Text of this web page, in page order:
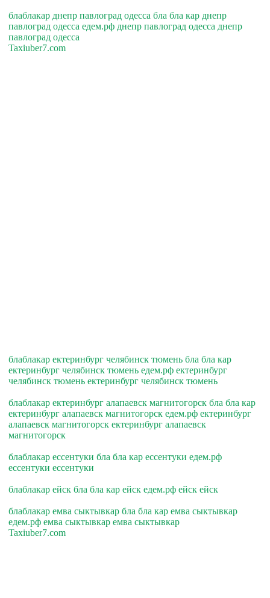
блаблакар днепр павлоград одесса бла бла кар днепр
павлоград одесса едем.рф днепр павлоград одесса днепр
павлоград одесса
Taxiuber7.com
блаблакар ектеринбург челябинск тюмень бла бла кар
ектеринбург челябинск тюмень едем.рф ектеринбург
челябинск тюмень ектеринбург челябинск тюмень
блаблакар ектеринбург алапаевск магнитогорск бла бла кар
ектеринбург алапаевск магнитогорск едем.рф ектеринбург
алапаевск магнитогорск ектеринбург алапаевск
магнитогорск
блаблакар ессентуки бла бла кар ессентуки едем.рф
ессентуки ессентуки
блаблакар ейск бла бла кар ейск едем.рф ейск ейск
блаблакар емва сыктывкар бла бла кар емва сыктывкар
едем.рф емва сыктывкар емва сыктывкар
Taxiuber7.com